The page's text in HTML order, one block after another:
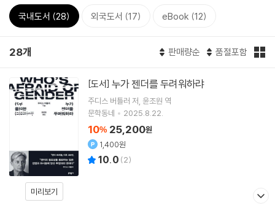
국내도서 (28) 외국도서 (17) eBook (12)
28개 판매량순 품절포함
미리보기
[도서] 누가 젠더를 두려워하랴
주디스 버틀러 저 윤조원 역
문학동네
2025.8.22.
10% 25,200원
1,400원
10.0 (2)